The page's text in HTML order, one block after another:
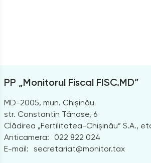
PP „Monitorul Fiscal FISC.MD”
MD-2005, mun. Chișinău
str. Constantin Tănase, 6
Clădirea „Fertilitatea-Chișinău” S.A.,
Anticamera:
022 822 024
E-mail: secretariat@monitor.tax